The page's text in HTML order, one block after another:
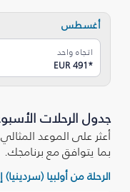
أغسطس
اتجاه واحد
EUR 491*
جدول الرحلات
أعثر على الموعد
بما يتوافق مع برنامجك.
الرحلة من أولبيا